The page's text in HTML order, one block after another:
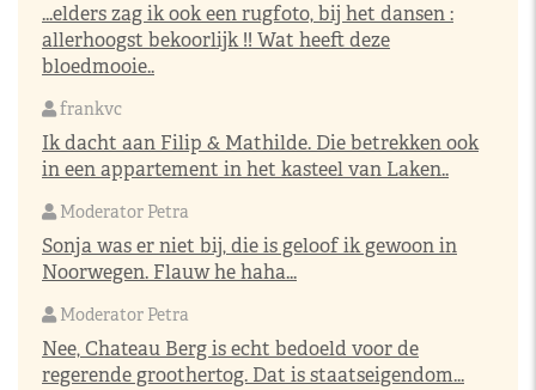
...elders zag ik ook een rugfoto, bij het dansen :
allerhoogst bekoorlijk !! Wat heeft deze
bloedmooie..
frankvc
Ik dacht aan Filip & Mathilde. Die betrekken ook
in een appartement in het kasteel van Laken..
Moderator Petra
Sonja was er niet bij, die is geloof ik gewoon in
Noorwegen. Flauw he haha...
Moderator Petra
Nee, Chateau Berg is echt bedoeld voor de
regerende groothertog. Dat is staatseigendom...